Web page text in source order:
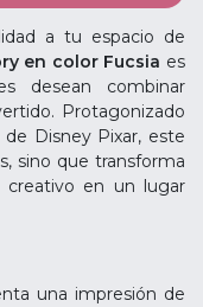
a tu espacio de
en color Fucsia es
desean combinar
Protagonizado
Disney Pixar, este
sino que transforma
en un lugar
una impresión de